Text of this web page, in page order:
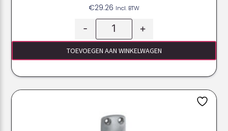
€29.26 Incl. BTW
- +
TOEVOEGEN AAN WINKELWAGEN